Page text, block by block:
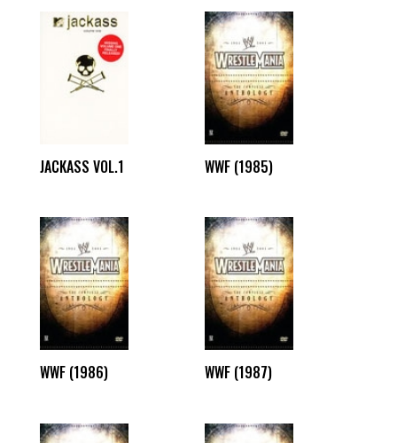
JACKASS VOL.1 WWF (1985)
WWF (1986) WWF (1987)